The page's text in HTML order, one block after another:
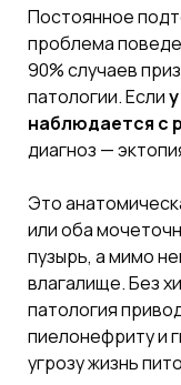
Постоянное
проблема
90% случаев
патологии. Если
наблюдается с
диагноз —
Это
или оба
пузырь, а мимо
влагалище. Без
патология
пиелонефриту и
угрозу жизнь